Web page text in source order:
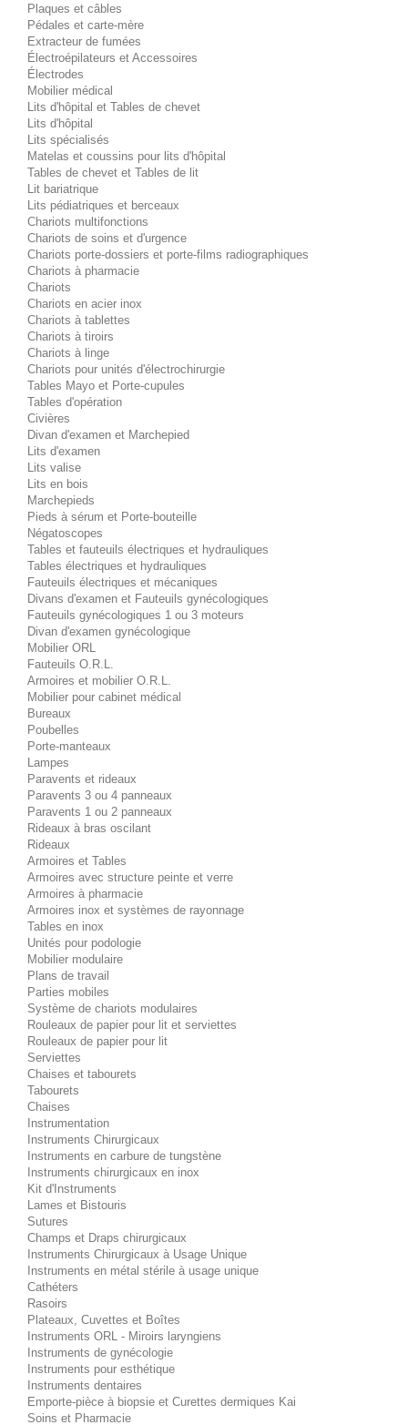
Plaques et câbles
Pédales et carte-mère
Extracteur de fumées
Électroépilateurs et Accessoires
Électrodes
Mobilier médical
Lits d'hôpital et Tables de chevet
Lits d'hôpital
Lits spécialisés
Matelas et coussins pour lits d'hôpital
Tables de chevet et Tables de lit
Lit bariatrique
Lits pédiatriques et berceaux
Chariots multifonctions
Chariots de soins et d'urgence
Chariots porte-dossiers et porte-films radiographiques
Chariots à pharmacie
Chariots
Chariots en acier inox
Chariots à tablettes
Chariots à tiroirs
Chariots à linge
Chariots pour unités d'électrochirurgie
Tables Mayo et Porte-cupules
Tables d'opération
Civières
Divan d'examen et Marchepied
Lits d'examen
Lits valise
Lits en bois
Marchepieds
Pieds à sérum et Porte-bouteille
Négatoscopes
Tables et fauteuils électriques et hydrauliques
Tables électriques et hydrauliques
Fauteuils électriques et mécaniques
Divans d'examen et Fauteuils gynécologiques
Fauteuils gynécologiques 1 ou 3 moteurs
Divan d'examen gynécologique
Mobilier ORL
Fauteuils O.R.L.
Armoires et mobilier O.R.L.
Mobilier pour cabinet médical
Bureaux
Poubelles
Porte-manteaux
Lampes
Paravents et rideaux
Paravents 3 ou 4 panneaux
Paravents 1 ou 2 panneaux
Rideaux à bras oscilant
Rideaux
Armoires et Tables
Armoires avec structure peinte et verre
Armoires à pharmacie
Armoires inox et systèmes de rayonnage
Tables en inox
Unités pour podologie
Mobilier modulaire
Plans de travail
Parties mobiles
Système de chariots modulaires
Rouleaux de papier pour lit et serviettes
Rouleaux de papier pour lit
Serviettes
Chaises et tabourets
Tabourets
Chaises
Instrumentation
Instruments Chirurgicaux
Instruments en carbure de tungstène
Instruments chirurgicaux en inox
Kit d'Instruments
Lames et Bistouris
Sutures
Champs et Draps chirurgicaux
Instruments Chirurgicaux à Usage Unique
Instruments en métal stérile à usage unique
Cathéters
Rasoirs
Plateaux, Cuvettes et Boîtes
Instruments ORL - Miroirs laryngiens
Instruments de gynécologie
Instruments pour esthétique
Instruments dentaires
Emporte-pièce à biopsie et Curettes dermiques Kai
Soins et Pharmacie